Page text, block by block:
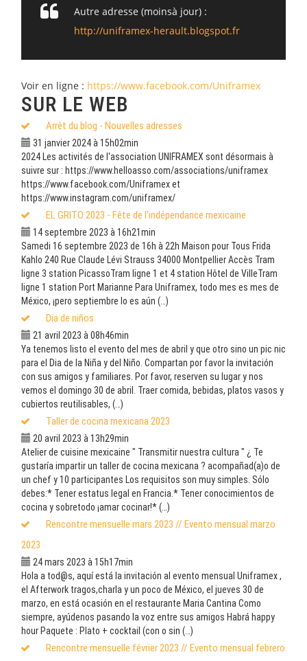
Autre adresse (moinsà jour) :
http://uniframex-herault.blogspot.fr
Voir en ligne : https://www.facebook.com/Uniframex
SUR LE WEB
Arrêt du blog - Nouvelles adresses
31 janvier 2024 à 15h02min
2024 Les activités de l'association UNIFRAMEX sont désormais à
suivre sur : https://www.helloasso.com/associations/uniframex
https://www.facebook.com/Uniframex et
https://www.instagram.com/uniframex/
EL GRITO 2023 - Fête de l'indépendance mexicaine
14 septembre 2023 à 16h21min
Samedi 16 septembre 2023 de 16h à 22h Maison pour Tous Frida
Kahlo 240 Rue Claude Lévi Strauss 34000 Montpellier Accès Tram
ligne 3 station PicassoTram ligne 1 et 4 station Hôtel de VilleTram
ligne 1 station Port Marianne Para Uniframex, todo mes es mes de
México, ¡pero septiembre lo es aún (…)
Dia de niños
21 avril 2023 à 08h46min
Ya tenemos listo el evento del mes de abril y que otro sino un pic nic
para el Dia de la Niña y del Niño. Compartan por favor la invitación
con sus amigos y familiares. Por favor, reserven su lugar y nos
vemos el domingo 30 de abril. Traer comida, bebidas, platos vasos y
cubiertos reutilisables, (…)
Taller de cocina mexicana 2023
20 avril 2023 à 13h29min
Atelier de cuisine mexicaine " Transmitir nuestra cultura " ¿ Te
gustaría impartir un taller de cocina mexicana ? acompañad(a)o de
un chef y 10 participantes Los requisitos son muy simples. Sólo
debes:* Tener estatus legal en Francia.* Tener conocimientos de
cocina y sobretodo ¡amar cocinar!* (…)
Rencontre mensuelle mars 2023 // Evento mensual marzo
2023
24 mars 2023 à 15h17min
Hola a tod@s, aquí está la invitación al evento mensual Uniframex ,
el Afterwork tragos,charla y un poco de México, el jueves 30 de
marzo, en está ocasión en el restaurante Maria Cantina Como
siempre, ayúdenos pasando la voz entre sus amigos Habrá happy
hour Paquete : Plato + cocktail (con o sin (…)
Rencontre mensuelle février 2023 // Evento mensual febrero